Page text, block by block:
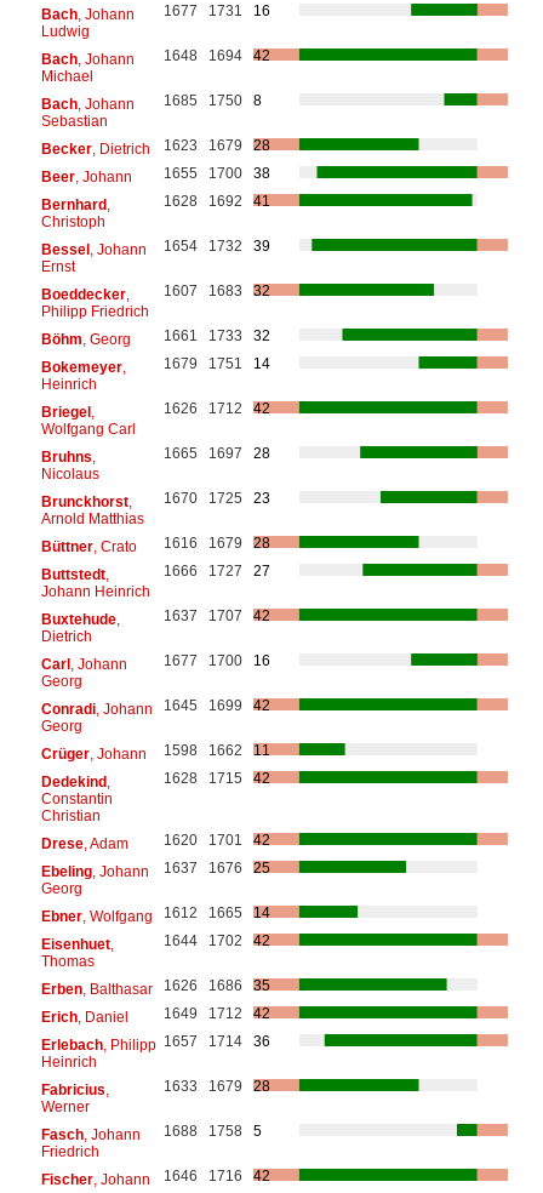
Bach, Johann
Ludwig
1677 1731 16
Bach, Johann
Michael
1648 1694 42
Bach, Johann
Sebastian
1685 1750 8
Becker, Dietrich 1623 1679
28
Beer, Johann 1655 1700
38
Bernhard,
Christoph
1628 1692 41
Bessel, Johann
Ernst
1654 1732 39
Boeddecker,
Philipp Friedrich
1607 1683 32
Böhm , Georg 1661 1733
32
Bokemeyer,
Heinrich
1679 1751 14
Briegel,
Wolfgang Carl
1626 1712 42
Bruhns
Nicolaus
1665 1697 28
Brunckhorst,
Arnold Matthias
1670 1725 23
Büttner, Crato 1616 1679
28
Buttstedt,
Johann Heinrich
1666 1727 27
Buxtehude,
Dietrich
1637 1707 42
Carl, Johann
Georg
1677 1700 16
Conradi, Johann
Georg
1645 1699 42
Crüger, Johann 1598 1662
11
Dedekind,
Constantin
Christian
1628 1715 42
Drese, Adam 1620 1701
42
Ebeling, Johann
Georg
1637 1676 25
Ebner, Wolfgang 1612 1665
14
Eisenhuet,
Thomas
1644 1702 42
Erben, Balthasar 1626 1686
35
Erich, Daniel 1649 1712
42
Erlebach, Philipp
Heinrich
1657 1714 36
Fabricius
Werner
1633 1679 28
Fasch, Johann
Friedrich
1688 1758 5
Fischer, Johann 1646 1716
42